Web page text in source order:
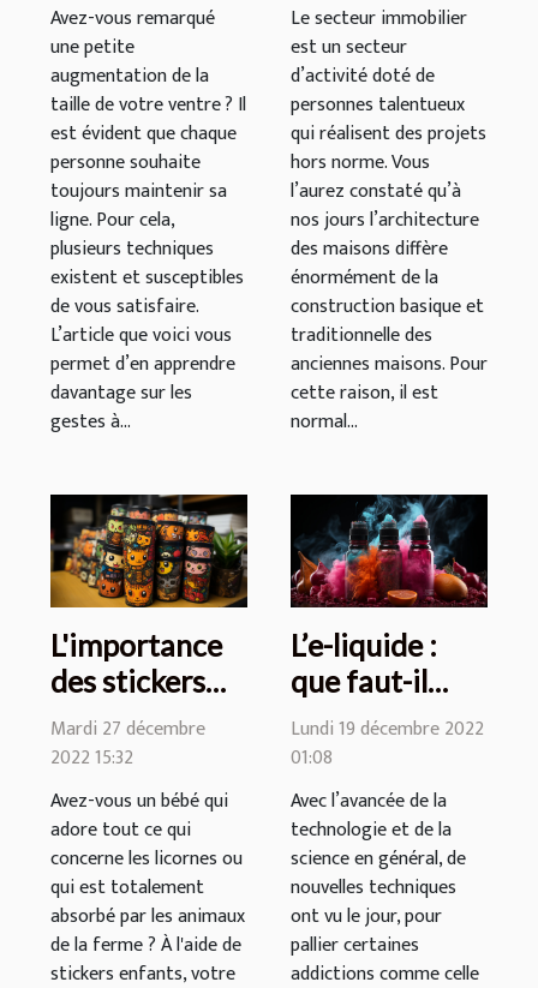
Avez-vous remarqué
une petite
augmentation de la
taille de votre ventre ? Il
est évident que chaque
personne souhaite
toujours maintenir sa
ligne. Pour cela,
plusieurs techniques
existent et susceptibles
de vous satisfaire.
L’article que voici vous
permet d’en apprendre
davantage sur les
gestes à...
Le secteur immobilier
est un secteur
d’activité doté de
personnes talentueux
qui réalisent des projets
hors norme. Vous
l’aurez constaté qu’à
nos jours l’architecture
des maisons diffère
énormément de la
construction basique et
traditionnelle des
anciennes maisons. Pour
cette raison, il est
normal...
L'importance
des stickers
enfants
Mardi 27 décembre
2022 15:32
Avez-vous un bébé qui
adore tout ce qui
concerne les licornes ou
qui est totalement
absorbé par les animaux
de la ferme ? À l'aide de
stickers enfants, votre
L’e-liquide :
que faut-il
savoir sur sa
composition
Lundi 19 décembre 2022
01:08
Avec l’avancée de la
technologie et de la
science en général, de
nouvelles techniques
ont vu le jour, pour
pallier certaines
addictions comme celle